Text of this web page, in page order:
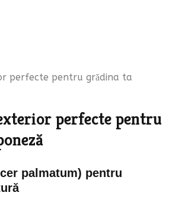
perfecte pentru grădina ta
perfecte pentru
palmatum) pentru